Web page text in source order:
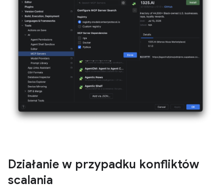
Działanie w przypadku konfliktów
scalania